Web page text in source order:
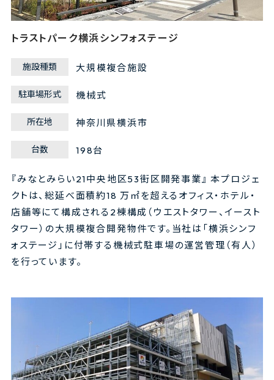
トラストパーク横浜シンフォステージ
施設種類 大規模複合施設
駐車場形式 機械式
所在地 神奈川県横浜市
台数 198台
『みなとみらい21中央地区53街区開発事業』 本プロジェ
クトは、総延べ面積約18 万㎡を超えるオフィス・ホテル・
店舗等にて構成される2棟構成（ウエストタワー、イースト
タワー）の大規模複合開発物件です。当社は「横浜シンフ
ォステージ」に付帯する機械式駐車場の運営管理（有人）
を行っています。